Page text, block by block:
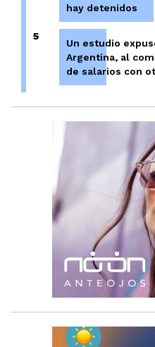
hay detenidos
5
Un estudio
Argentina, al
de salarios con